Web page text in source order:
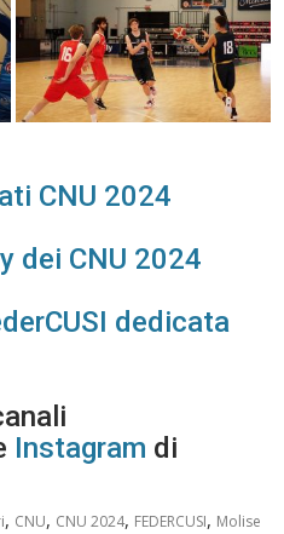
CNU 2024
dei CNU 2024
dedicata
Instagram di
, CNU, CNU 2024, FEDERCUSI, Molise